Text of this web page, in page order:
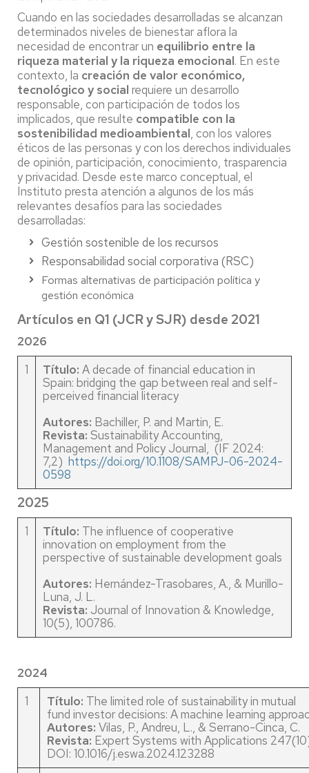
Cuando en las sociedades desarrolladas se alcanzan
determinados niveles de bienestar aflora la
necesidad de encontrar un equilibrio entre la
riqueza material y la riqueza emocional. En este
contexto, la creación de valor económico,
tecnológico y social requiere un desarrollo
responsable, con participación de todos los
implicados, que resulte compatible con la
sostenibilidad medioambiental, con los valores
éticos de las personas y con los derechos individuales
de opinión, participación, conocimiento, trasparencia
y privacidad. Desde este marco conceptual, el
Instituto presta atención a algunos de los más
relevantes desafíos para las sociedades
desarrolladas:
Gestión sostenible de los recursos
Responsabilidad social corporativa (RSC)
Formas alternativas de participación política y
gestión económica
Artículos en Q1 (JCR y SJR) desde 2021
2026
1
Título: A decade of financial education in
Spain: bridging the gap between real and self-
perceived financial literacy
Autores: Bachiller, P. and Martin, E.
Revista: Sustainability Accounting,
Management and Policy Journal, (IF 2024:
7,2) https://doi.org/10.1108/SAMPJ-06-2024-
0598
2025
1 Título: The influence of cooperative
innovation on employment from the
perspective of sustainable development goals
Autores: Hernández-Trasobares, A., & Murillo-
Luna, J. L.
Revista: Journal of Innovation & Knowledge,
10(5), 100786.
2024
1
Título: The limited role of sustainability in mutual
fund investor decisions: A machine learning
Autores: Vilas, P., Andreu, L., & Serrano-Cinca, C.
Revista: Expert Systems with Applications
DOI: 10.1016/j.eswa.2024.123288